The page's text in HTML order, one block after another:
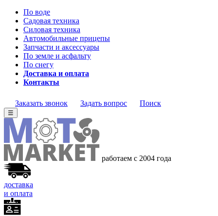
По воде
Садовая техника
Силовая техника
Автомобильные прицепы
Запчасти и аксессуары
По земле и асфальту
По снегу
Доставка и оплата
Контакты
Заказать звонок Задать вопрос Поиск
☰
работаем с 2004 года
доставка
и оплата